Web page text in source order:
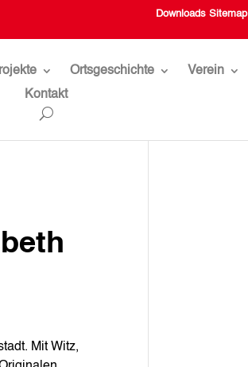
Downloads Sitemap
Ortsgeschichte
Verein
Kontakt
Mit Witz,